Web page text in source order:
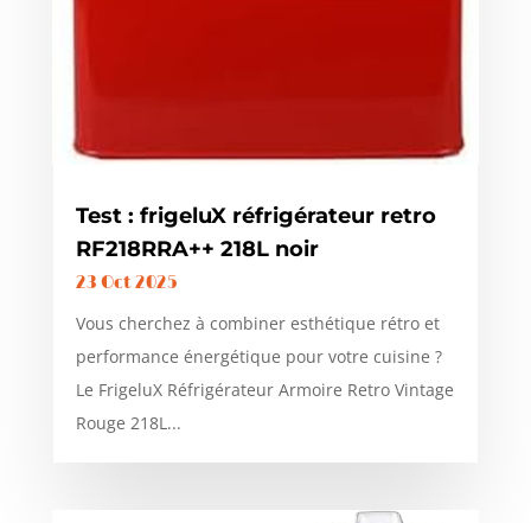
Test : frigeluX réfrigérateur retro
RF218RRA++ 218L noir
23 Oct 2025
Vous cherchez à combiner esthétique rétro et
performance énergétique pour votre cuisine ?
Le FrigeluX Réfrigérateur Armoire Retro Vintage
Rouge 218L...